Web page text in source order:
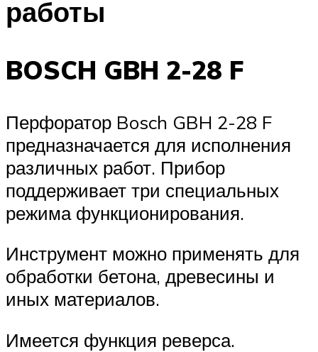
работы
BOSCH GBH 2-28 F
Перфоратор Bosch GBH 2-28 F
предназначается для исполнения
различных работ. Прибор
поддерживает три специальных
режима функционирования.
Инструмент можно применять для
обработки бетона, древесины и
иных материалов.
Имеется функция реверса.